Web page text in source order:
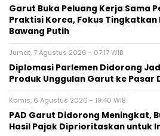
Garut Buka Peluang Kerja Sama
Praktisi Korea, Fokus
Bawang Putih
Jumat, 7 Agustus 2026 - 07:17 WIB
Diplomasi Parlemen Didorong
Produk Unggulan Garut ke Pasar
Kamis, 6 Agustus 2026 - 19:40 WIB
PAD Garut Didorong Meningkat,
Hasil Pajak Diprioritaskan untuk